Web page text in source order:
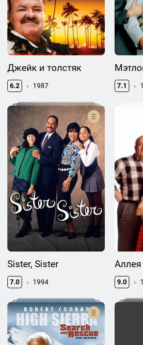
Джейк и толстяк
6.2 1987 7.1
Sister, Sister
7.0 1994 9.0